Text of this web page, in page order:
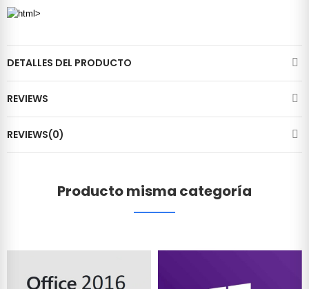
DETALLES DEL PRODUCTO
REVIEWS
REVIEWS(0)
Producto misma categoría